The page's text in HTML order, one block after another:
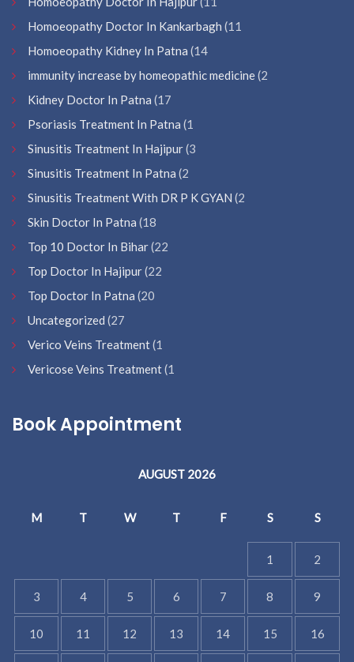
Homoeopathy Doctor In Kankarbagh (11
Homoeopathy Kidney In Patna (14
immunity increase by homeopathic medicine(2
Kidney Doctor In Patna (17
Psoriasis Treatment In Patna (1
Sinusitis Treatment In Hajipur(3
Sinusitis Treatment In Patna (2
Sinusitis Treatment With DR P K GYAN (2
Skin Doctor In Patna (18
Top 10 Doctor In Bihar(22
Top Doctor In Hajipur(22
Top Doctor In Patna (20
Uncategorized (27
Verico Veins Treatment(1
Vericose Veins Treatment(1
Book Appointment
AUGUST 2026
M T W T F S S
1 2
3 4 5 6 7 8 9
10 11 12 13 14 15 16